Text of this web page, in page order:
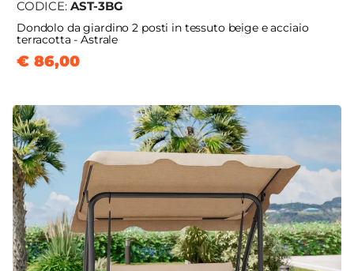
CODICE: AST-3BG
Dondolo da giardino 2 posti in tessuto beige e acciaio
terracotta - Astrale
€ 86,00